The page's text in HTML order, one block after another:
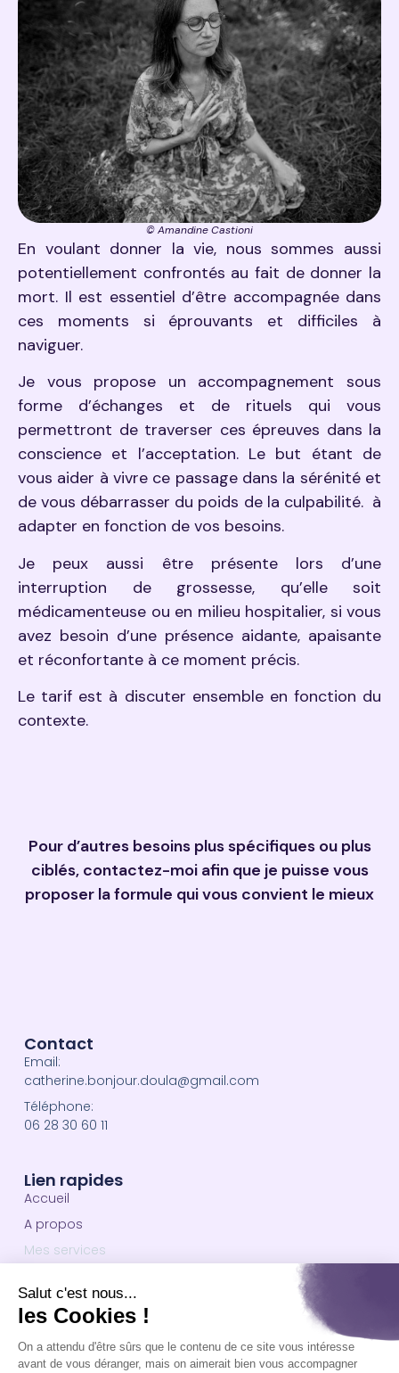
© Amandine Castioni
En voulant donner la vie, nous sommes aussi
potentiellement confrontés au fait de donner la
mort. Il est essentiel d’être accompagnée dans
ces moments si éprouvants et difficiles à
naviguer.
Je vous propose un accompagnement sous
forme d’échanges et de rituels qui vous
permettront de traverser ces épreuves dans la
conscience et l’acceptation. Le but étant de
vous aider à vivre ce passage dans la sérénité et
de vous débarrasser du poids de la culpabilité. à
adapter en fonction de vos besoins.
Je peux aussi être présente lors d’une
interruption de grossesse, qu’elle soit
médicamenteuse ou en milieu hospitalier, si vous
avez besoin d’une présence aidante, apaisante
et réconfortante à ce moment précis.
Le tarif est à discuter ensemble en fonction du
contexte.
Pour d’autres besoins plus spécifiques ou plus
ciblés, contactez-moi afin que je puisse vous
proposer la formule qui vous convient le mieux
Contact
Email:
catherine.bonjour.doula@gmail.com
Téléphone:
06 28 30 60 11
Lien rapides
Accueil
A propos
Mes services
Contact
Informations utiles
Je vous reçois à mon domicile, à
Besançon.